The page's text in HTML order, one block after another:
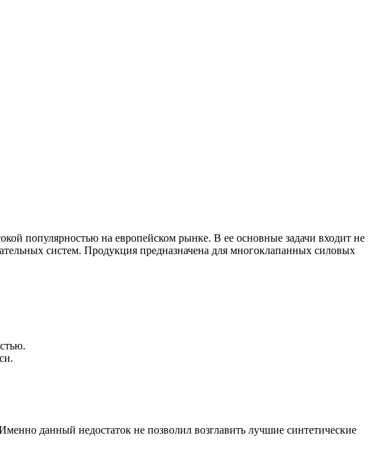
популярностью на европейском рынке. В ее основные задачи входит не
систем. Продукция предназначена для многоклапанных силовых
данный недостаток не позволил возглавить лучшие синтетические